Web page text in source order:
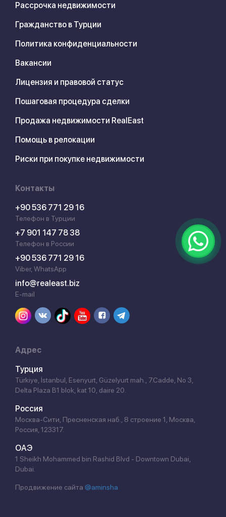
Рассрочка недвижимости
Гражданство в Турции
Политика конфиденциальности
Вакансии
Лицензия и правовой статус
Пошаговая процедура сделки
Продажа недвижимости RealEast
Помощь в релокации
Риски при покупке недвижимости
Контакты
+90 536 771 29 16
Телефон в Турции
+7 901 147 78 38
Телефон в России
+90 536 771 29 16
Viber, WhatsApp
info@realeast.biz
E-mail
Адрес
Турция
Türkiye, İstanbul, Esenyurt, Güzelyurt mah., 7.Cadde, No 3,
Delta Plaza B1 blok, kat 10, daire 20.
Россия
Москва-Сити, Пресненская наб., 8 строение 1, Москва,
Россия, 123317.
ОАЭ
1 Sheikh Mohammed bin Rashid Blvd - Downtown Dubai,
Dubai.
Продвижение сайта @aminsha